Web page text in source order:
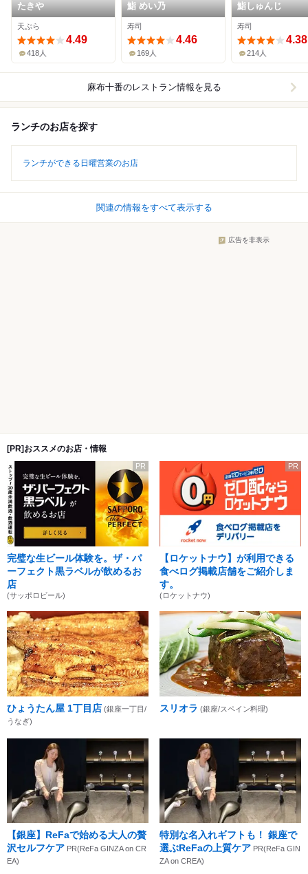
たきや
天ぷら
4.49
418人
鮨 めい乃
寿司
4.46
169人
鮨しゅんじ
寿司
4.38
214人
麻布十番のレストラン情報を見る
ランチのお店を探す
ランチができる日曜営業のお店
関連の情報をすべて表示する
広告を非表示
[PR]おススメのお店・情報
PR
完璧な生ビール体験を。ザ・パ
ーフェクト黒ラベルが飲めるお
店
(サッポロビール)
PR
【ロケットナウ】が利用できる
食べログ掲載店舗をご紹介しま
す。
(ロケットナウ)
ひょうたん屋 1丁目店 (銀座一丁目/
うなぎ)
スリオラ (銀座/スペイン料理)
【銀座】ReFaで始める大人の贅
沢セルフケア PR(ReFa GINZA on CR
EA)
特別な名入れギフトも！ 銀座で
選ぶReFaの上質ケア PR(ReFa GIN
ZA on CREA)